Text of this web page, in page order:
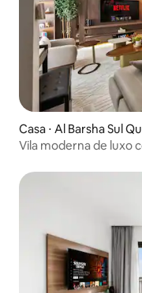
Casa ⋅ Al Barsha Sul
Vila moderna de luxo